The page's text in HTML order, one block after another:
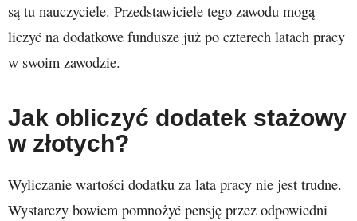
są tu nauczyciele. Przedstawiciele tego zawodu mogą
liczyć na dodatkowe fundusze już po czterech latach pracy
w swoim zawodzie.
Jak obliczyć dodatek stażowy
w złotych?
Wyliczanie wartości dodatku za lata pracy nie jest trudne.
Wystarczy bowiem pomnożyć pensję przez odpowiedni